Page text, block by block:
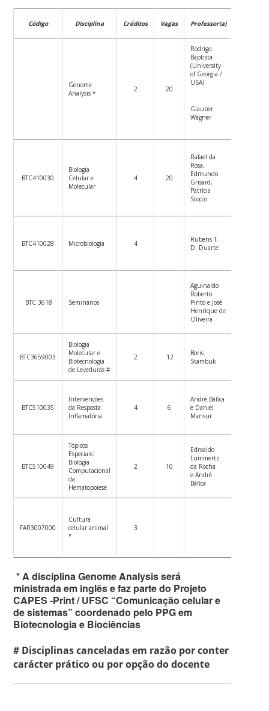
Código Disciplina Créditos Vagas Professor(a)
Genome
Analysis *
2 20
Rodrigo
Baptista
(University
of Georgia /
USA)
Glauber
Wagner
BTC410030
Biologia
Celular e
Molecular
4 20
Rafael da
Rosa,
Edmundo
Grisard,
Patrícia
Stocco
BTC410028 Microbiologia 4
Rubens T.
D. Duarte
BTC 3618 Seminários
Aguinaldo
Roberto
Pinto e José
Henrique de
Oliveira
BTC3659003
Biologia
Molecular e
Biotecnologia
de Leveduras #
2 12
Boris
Stambuk
BTC510035
Intervenções
da Resposta
Inflamatória
4 6
André Báfica
e Daniel
Mansur
BTC510049
Tópicos
Especiais:
Biologia
Computacional
da
Hematopoiese
2 10
Edroaldo
Lummertz
da Rocha
e André
Báfica
FAR3007000
Cultura
celular animal
#
3
* A disciplina Genome Analysis será
ministrada em inglês e faz parte do Projeto
CAPES -Print / UFSC “Comunicação celular e
de sistemas” coordenado pelo PPG em
Biotecnologia e Biociências
# Disciplinas canceladas em razão por conter
carácter prático ou por opção do docente